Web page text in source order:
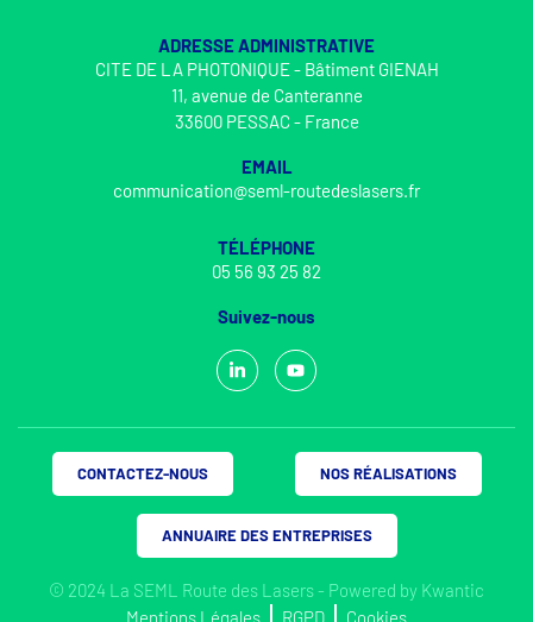
ADRESSE ADMINISTRATIVE
CITE DE LA PHOTONIQUE - Bâtiment GIENAH
11, avenue de Canteranne
33600 PESSAC - France
EMAIL
communication@seml-routedeslasers.fr
TÉLÉPHONE
05 56 93 25 82
Suivez-nous
© 2024 La SEML Route des Lasers - Powered by Kwantic
Mentions Légales
RGPD Cookies
CONTACTEZ-NOUS NOS RÉALISATIONS
ANNUAIRE DES ENTREPRISES